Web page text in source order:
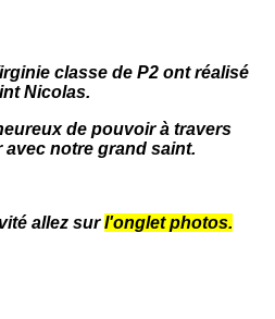
classe de P2 ont réalisé
Nicolas.
de pouvoir à travers
notre grand saint.
allez surl'onglet photos.